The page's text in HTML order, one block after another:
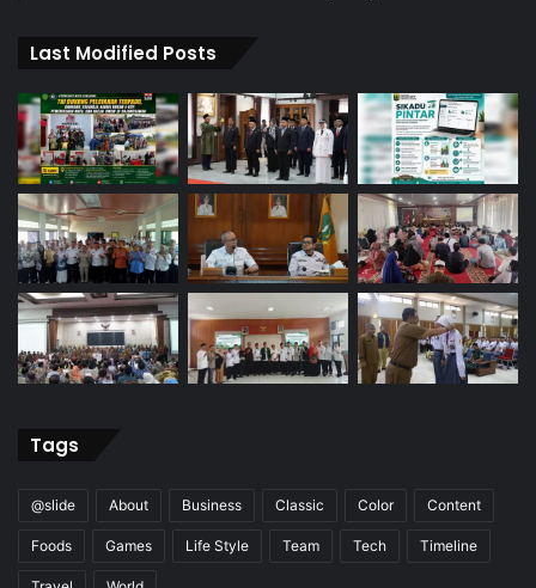
Last Modified Posts
Tags
@slide About Business Classic Color Content
Foods Games Life Style Team Tech Timeline